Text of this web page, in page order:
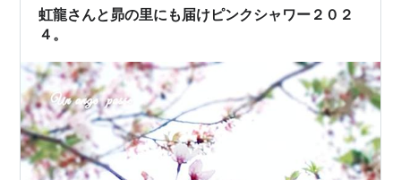
常の開花時期は4月の中旬から下旬にかけてで、最も美し
い見頃は4月の終わりから5月の…
虹龍さんと昴の里にも届けピンクシャワー２０２
４。